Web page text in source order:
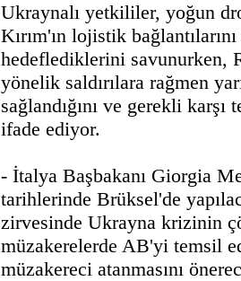
Ukraynalı yetkililer, yoğun
Kırım'ın lojistik
hedeflediklerini savunurken,
yönelik saldırılara rağmen
sağlandığını ve gerekli karşı
ifade ediyor.
- İtalya Başbakanı Giorgia
tarihlerinde Brüksel'de
zirvesinde Ukrayna krizinin
müzakerelerde AB'yi temsil
müzakereci atanmasını